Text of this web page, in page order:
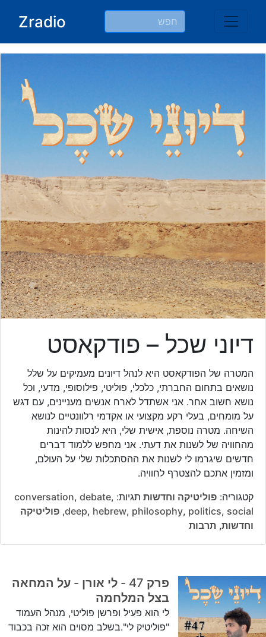
Zradio
דיוני שכל – פודקאסט
המטרה של הפודקאסט היא לנהל דיונים מעמיקים על שלל
נושאים בתחום החברתי, כלכלי, פוליטי, פילוסופי, מדעי, וכל
נושא חשוב אחר. אני אשתדל לארח אנשים מעניינים, עם דגש
על מומחים, בעלי רקע מקצועי או אקדמי רלוונטיים לנושא
השיחה. מטרה נוספת, אישית שלי, היא לנסות להינות
מהחוויה של לשנות את דעתי. אני מחפש ללמוד דברים
חדשים שיגרמו לי לשנות את ההסתכלות שלי על העולם,
ומזמין אתכם להצטרף לחוויה.
קטגוריה: פוליטיקה וחדשות תגיות: conversation, debate,
deep, hebrew, philosophy, politics, social
, פוליטיקה
וחדשות, תרבות
פרק 47 - לי אורן - על המחאה
בצל המלחמה
לי הוא פעיל ופרשן פוליטי, מנהל העמוד
"פוליטיק לי".בשלב מסוים הוא זכה בכבוד